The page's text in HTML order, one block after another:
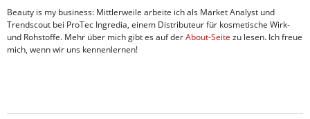
Beauty is my business: Mittlerweile arbeite ich als Market Analyst und
Trendscout bei ProTec Ingredia, einem Distributeur für kosmetische Wirk-
und Rohstoffe. Mehr über mich gibt es auf derAbout-Seite zu lesen. Ich freue
mich, wenn wir uns kennenlernen!